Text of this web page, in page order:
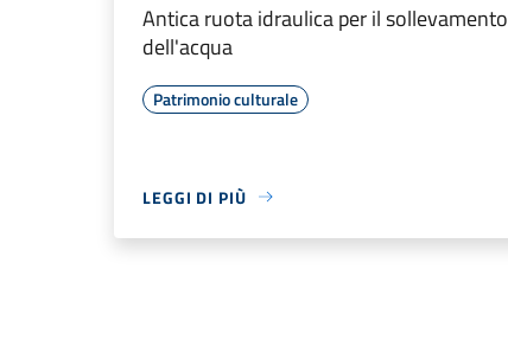
Antica ruota idraulica per il sollevamento
dell'acqua
Patrimonio culturale
LEGGI DI PIÙ